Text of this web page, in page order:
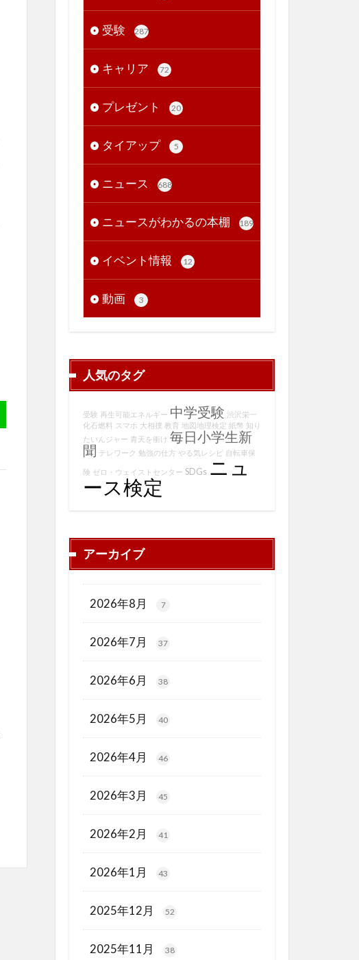
受験 287
キャリア 72
プレゼント 20
タイアップ 5
ニュース 688
ニュースがわかるの本棚 189
イベント情報 12
動画 3
人気のタグ
受験 再生可能エネルギー 中学受験 渋沢栄一
化石燃料 スマホ 大相撲 教育 地図地理検定 紙幣 知り
たいんジャー 青天を衝け 毎日小学生新
聞 テレワーク 勉強の仕方 やる気レシピ 自転車保
険 ゼロ・ウェイストセンター SDGs ニュ
ース検定
アーカイブ
2026年8月 7
2026年7月 37
2026年6月 38
2026年5月 40
2026年4月 46
2026年3月 45
2026年2月 41
2026年1月 43
2025年12月 52
2025年11月 38